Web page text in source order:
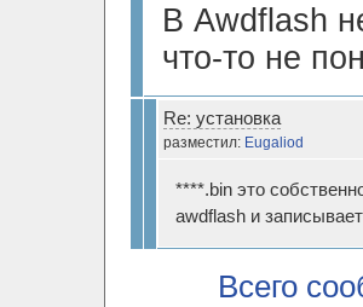
В Awdflash
что-то не
Re: установка
разместил: Eugaliod
****.bin это
awdflash и
Всего